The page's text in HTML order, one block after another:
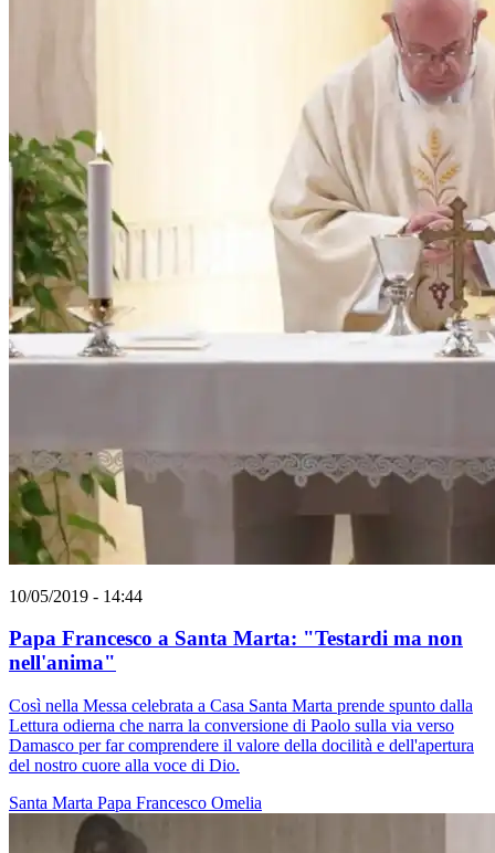
10/05/2019 - 14:44
Papa Francesco a Santa Marta: "Testardi ma non
nell'anima"
Così nella Messa celebrata a Casa Santa Marta prende spunto dalla
Lettura odierna che narra la conversione di Paolo sulla via verso
Damasco per far comprendere il valore della docilità e dell'apertura
del nostro cuore alla voce di Dio.
Santa Marta Papa Francesco Omelia